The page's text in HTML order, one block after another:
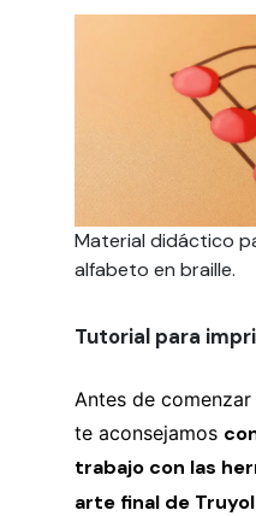
Material didáctico
alfabeto en braille.
Tutorial para
Antes de
te aconsejamos
trabajo con las
arte final de